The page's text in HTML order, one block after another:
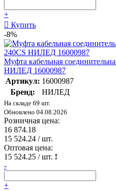
+
Купить
-8%
Муфта кабельная
НИЛЕД 16000987
Артикул: 16000987
Бренд:
НИЛЕД
На складе 69 шт.
Обновлено 04.08.2026
Розничная цена:
16 874.18
15 524.24 / шт.
Оптовая цена:
15 524.25 / шт. !
-
+